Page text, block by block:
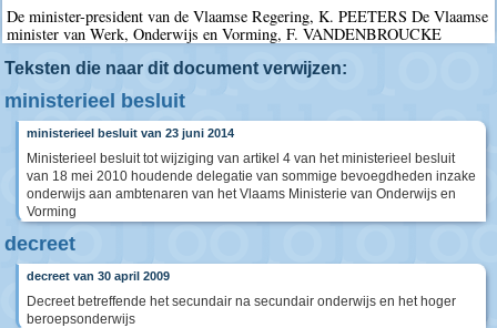
De minister-president van de Vlaamse Regering, K. PEETERS De Vlaamse
minister van Werk, Onderwijs en Vorming, F. VANDENBROUCKE
Teksten die naar dit document verwijzen:
ministerieel besluit
ministerieel besluit van 23 juni 2014
Ministerieel besluit tot wijziging van artikel 4 van het ministerieel besluit
van 18 mei 2010 houdende delegatie van sommige bevoegdheden inzake
onderwijs aan ambtenaren van het Vlaams Ministerie van Onderwijs en
Vorming
decreet
decreet van 30 april 2009
Decreet betreffende het secundair na secundair onderwijs en het hoger
beroepsonderwijs